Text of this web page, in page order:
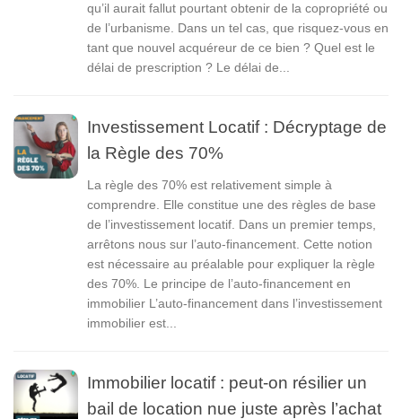
qu’il aurait fallut pourtant obtenir de la copropriété ou
de l’urbanisme. Dans un tel cas, que risquez-vous en
tant que nouvel acquéreur de ce bien ? Quel est le
délai de prescription ? Le délai de...
Investissement Locatif : Décryptage de
la Règle des 70%
La règle des 70% est relativement simple à
comprendre. Elle constitue une des règles de base
de l’investissement locatif. Dans un premier temps,
arrêtons nous sur l’auto-financement. Cette notion
est nécessaire au préalable pour expliquer la règle
des 70%. Le principe de l’auto-financement en
immobilier L’auto-financement dans l’investissement
immobilier est...
Immobilier locatif : peut-on résilier un
bail de location nue juste après l’achat